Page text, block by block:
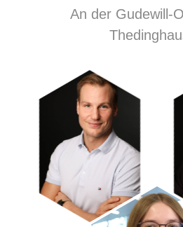
An der Gudewill-